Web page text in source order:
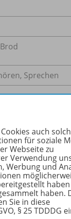
Sprechen
trainiert
auch
für soziale
Webseite zu
Verwendung
Werbung und
haben.
Sie in diese
§ 25 TDDDG